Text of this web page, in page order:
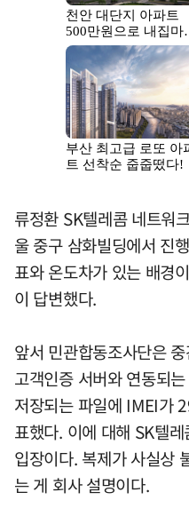
류정환 SK텔레콤 네트워
울 중구 삼화빌딩에서 진
표와 온도차가 있는 배경
이 답변했다.
앞서 민관합동조사단은
고객인증 서버와 연동되
저장되는 파일에 IMEI가
표했다. 이에 대해 SK텔
입장이다. 복제가 사실상
는 게 회사 설명이다.